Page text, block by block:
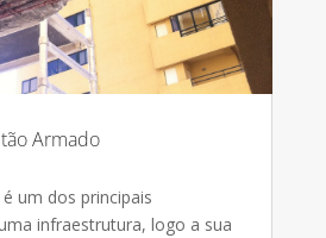
Armado
um dos principais
infraestrutura, logo a sua